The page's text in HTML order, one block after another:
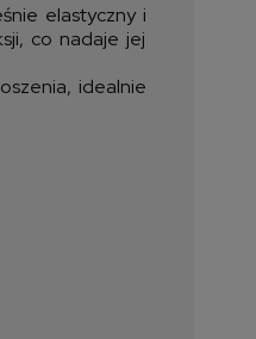
elastyczny i
co nadaje jej
idealnie